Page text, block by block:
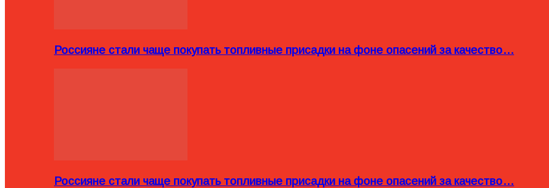
Россияне стали чаще покупать топливные присадки на фоне опасений за качество…
Россияне стали чаще покупать топливные присадки на фоне опасений за качество…